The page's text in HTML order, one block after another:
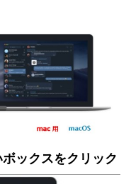
ックスをクリック